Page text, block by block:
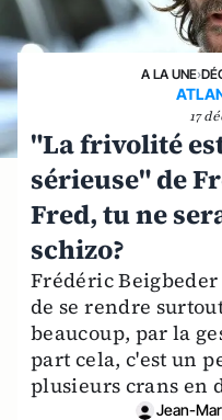
A LA UNE›
17
"La frivolité
sérieuse" de
Fred, tu ne
schizo?
Frédéric
de se rendre
beaucoup, par la
part cela, c'est un
plusieurs crans en
Jean-